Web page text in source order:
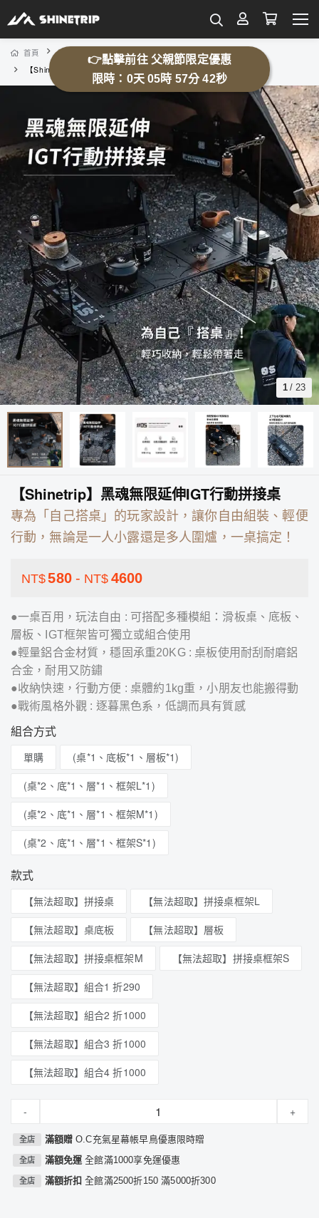
首頁 露營用品
露營桌
【Shinetrip】黑魂無限延伸IGT行動拼接桌
1 / 23
【Shinetrip】黑魂無限延伸IGT行動拼接桌
專為「自己搭桌」的玩家設計，讓你自由組裝、輕便
行動，無論是一人小露還是多人圍爐，一桌搞定！
NT$580 - NT$ 4600
●一桌百用，玩法自由 : 可搭配多種模組：滑板桌、底板、
層板、IGT框架皆可獨立或組合使用
●輕量鋁合金材質，穩固承重20KG : 桌板使用耐刮耐磨鋁
合金，耐用又防鏽
●收納快速，行動方便 : 桌體約1kg重，小朋友也能搬得動
●戰術風格外觀 : 逐暮黑色系，低調而具有質感
組合方式
單購
(桌*1、底板*1、層板*1)
(桌*2、底*1、層*1、框架L*1)
(桌*2、底*1、層*1、框架M*1)
(桌*2、底*1、層*1、框架S*1)
款式
【無法超取】拼接桌
【無法超取】拼接桌框架L
【無法超取】桌底板
【無法超取】層板
【無法超取】拼接桌框架M
【無法超取】拼接桌框架S
【無法超取】組合1 折290
【無法超取】組合2 折1000
【無法超取】組合3 折1000
【無法超取】組合4 折1000
- +
全店 滿額贈O.C充氣星幕帳早鳥優惠限時贈
全店 滿額免運全館滿1000享免運優惠
全店 滿額折扣全館滿2500折150 滿5000折300
👉點擊前往 父親節限定優惠
限時：0天 05時 57分 38秒